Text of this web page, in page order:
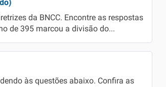
da BNCC. Encontre as respostas
de 395 marcou a divisão do...
às questões abaixo. Confira as